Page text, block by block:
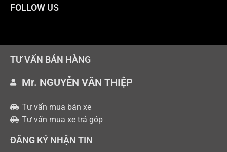
FOLLOW US
TƯ VẤN BÁN HÀNG
Mr. NGUYỄN VĂN THIỆP
Tư vấn mua bán xe
Tư vấn mua xe trả góp
ĐĂNG KÝ NHẬN TIN